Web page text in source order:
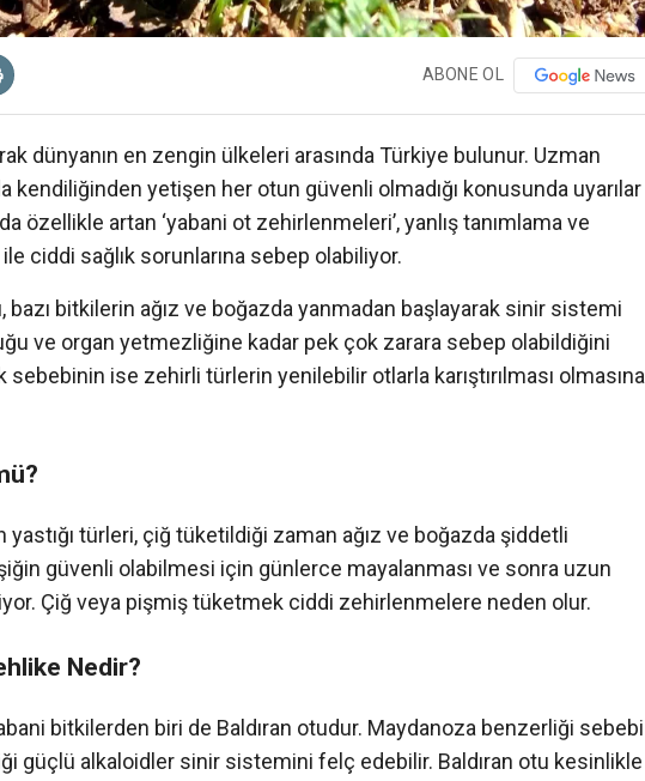
ABONE OL
dünyanın en zengin ülkeleri arasında Türkiye bulunur. Uzman
kendiliğinden yetişen her otun güvenli olmadığı konusunda uyarılar
özellikle artan ‘yabani ot zehirlenmeleri’, yanlış tanımlama ve
ciddi sağlık sorunlarına sebep olabiliyor.
bazı bitkilerin ağız ve boğazda yanmadan başlayarak sinir sistemi
ve organ yetmezliğine kadar pek çok zarara sebep olabildiğini
sebebinin ise zehirli türlerin yenilebilir otlarla karıştırılması olmasına
yastığı türleri, çiğ tüketildiği zaman ağız ve boğazda şiddetli
güvenli olabilmesi için günlerce mayalanması ve sonra uzun
Çiğ veya pişmiş tüketmek ciddi zehirlenmelere neden olur.
Nedir?
bitkilerden biri de Baldıran otudur. Maydanoza benzerliği sebebi
güçlü alkaloidler sinir sistemini felç edebilir. Baldıran otu kesinlikle